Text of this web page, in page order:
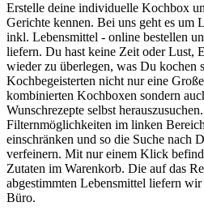
Erstelle deine individuelle Kochbox
Gerichte kennen. Bei uns geht es um
inkl. Lebensmittel - online bestellen
liefern. Du hast keine Zeit oder Lust,
wieder zu überlegen, was Du kochen
Kochbegeisterten nicht nur eine
kombinierten Kochboxen sondern
Wunschrezepte selbst
Filternmöglichkeiten im linken
einschränken und so die Suche nach
verfeinern. Mit nur einem Klick
Zutaten im Warenkorb. Die auf das
abgestimmten Lebensmittel liefern
Büro.